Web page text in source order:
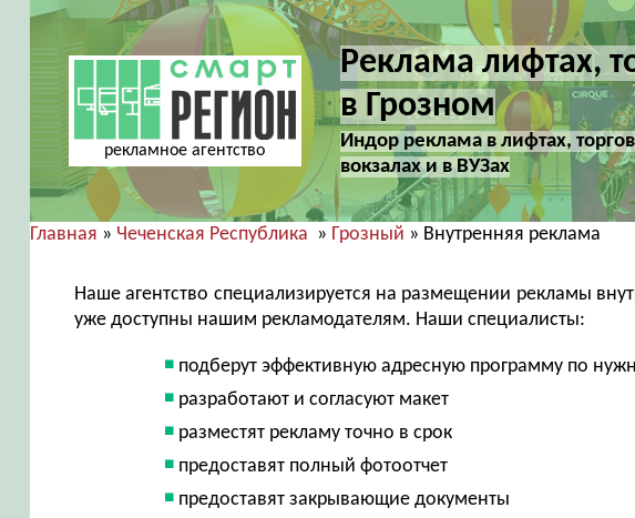
рекламное агентство
Реклама лифтах,
в Грозном
Индор реклама в лифтах,
вокзалах и в ВУЗах
Главная » Чеченская Республика » Грозный » Внутренняя реклама
Наше агентство специализируется на размещении рекламы
уже доступны нашим рекламодателям. Наши специалисты:
подберут эффективную адресную программу по
разработают и согласуют макет
разместят рекламу точно в срок
предоставят полный фотоотчет
предоставят закрывающие документы